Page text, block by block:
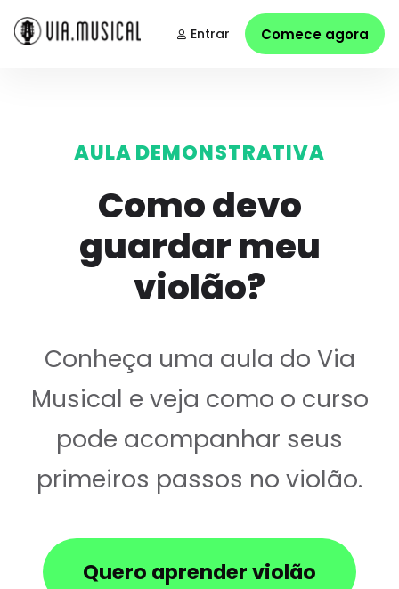
Entrar Comece agora
AULA DEMONSTRATIVA
Como devo
guardar meu
violão?
Conheça uma aula do Via
Musical e veja como o curso
pode acompanhar seus
primeiros passos no violão.
Quero aprender violão